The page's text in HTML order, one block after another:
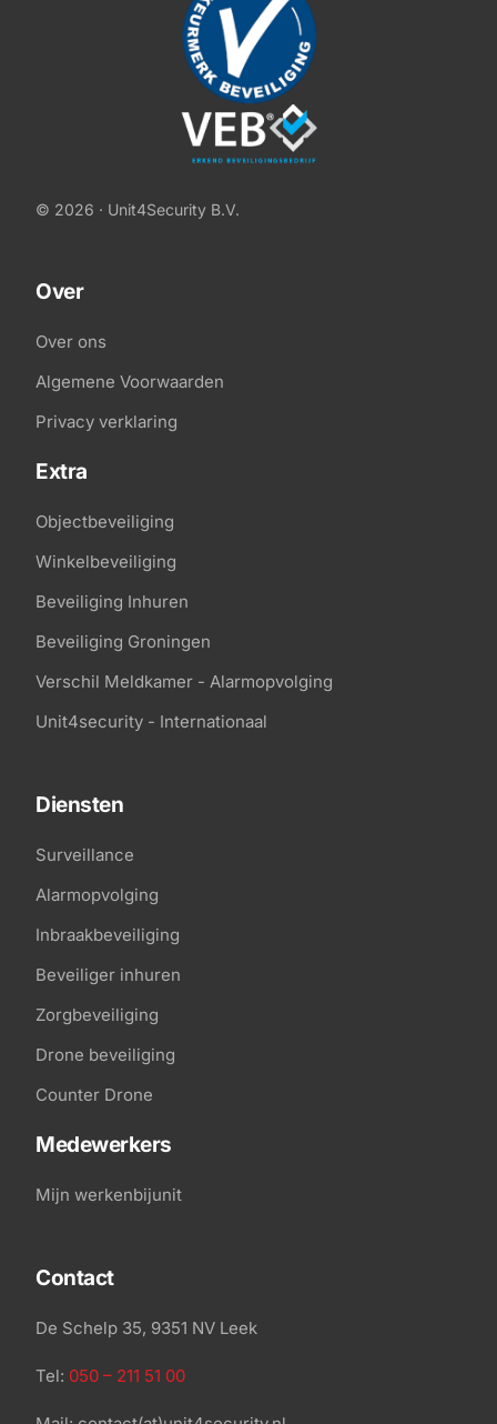
© 2026 · Unit4Security B.V.
Over
Over ons
Algemene Voorwaarden
Privacy verklaring
Extra
Objectbeveiliging
Winkelbeveiliging
Beveiliging Inhuren
Beveiliging Groningen
Verschil Meldkamer - Alarmopvolging
Unit4security - Internationaal
Diensten
Surveillance
Alarmopvolging
Inbraakbeveiliging
Beveiliger inhuren
Zorgbeveiliging
Drone beveiliging
Counter Drone
Medewerkers
Mijn werkenbijunit
Contact
De Schelp 35, 9351 NV Leek
Tel: 050 – 211 51 00